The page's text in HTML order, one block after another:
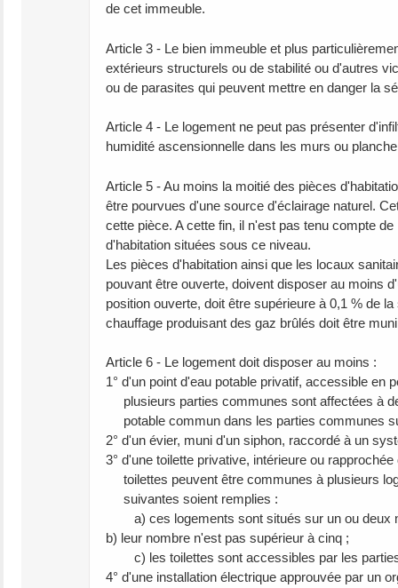
de cet immeuble.
Article 3 - Le bien immeuble et plus
extérieurs structurels ou de stabilité ou d'autres
ou de parasites qui peuvent mettre en danger la
Article 4 - Le logement ne peut pas présenter
humidité ascensionnelle dans les murs ou
Article 5 - Au moins la moitié des pièces
être pourvues d'une source d'éclairage naturel.
cette pièce. A cette fin, il n'est pas tenu compte
d'habitation situées sous ce niveau.
Les pièces d'habitation ainsi que les locaux
pouvant être ouverte, doivent disposer au moins
position ouverte, doit être supérieure à 0,1 % de
chauffage produisant des gaz brûlés doit être
Article 6 - Le logement doit disposer au moins :
1° d'un point d'eau potable privatif, accessible en
plusieurs parties communes sont affectées à
potable commun dans les parties communes
2° d'un évier, muni d'un siphon, raccordé à un
3° d'une toilette privative, intérieure ou
toilettes peuvent être communes à plusieurs
suivantes soient remplies :
a) ces logements sont situés sur un ou deux
b) leur nombre n'est pas supérieur à cinq ;
c) les toilettes sont accessibles par les
4° d'une installation électrique approuvée par un